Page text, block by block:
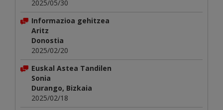
2025/05/30
Informazioa gehitzea
Aritz
Donostia
2025/02/20
Euskal Astea Tandilen
Sonia
Durango, Bizkaia
2025/02/18